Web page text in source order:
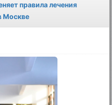
правила лечения
Москве